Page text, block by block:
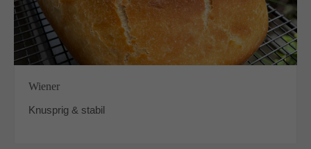
Wiener
Knusprig & stabil